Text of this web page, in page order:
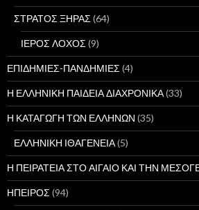
ΣΤΡΑΤΟΣ ΞΗΡΑΣ (64)
ΙΕΡΟΣ ΛΟΧΟΣ (9)
ΕΠΙΔΗΜΙΕΣ-ΠΑΝΔΗΜΙΕΣ (4)
Η ΕΛΛΗΝΙΚΗ ΠΑΙΔΕΙΑ ΔΙΑΧΡΟΝΙΚΑ(33)
Η ΚΑΤΑΓΩΓΗ ΤΩΝ ΕΛΛΗΝΩΝ (35)
ΕΛΛΗΝΙΚΗ ΙΘΑΓΕΝΕΙΑ(5)
Η ΠΕΙΡΑΤΕΙΑ ΣΤΟ ΑΙΓΑΙΟ ΚΑΙ ΤΗΝ
ΗΠΕΙΡΟΣ (94)